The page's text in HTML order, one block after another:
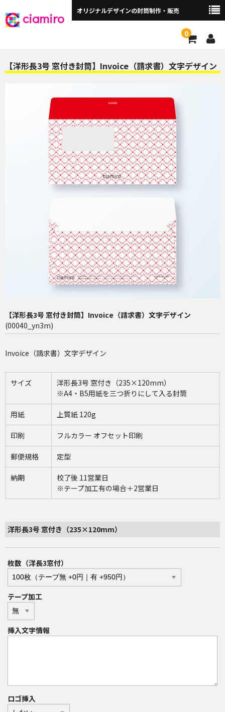
ciamiro オリジナルデザインの封筒制作・販売
0
封筒サイズから探す ▼
角2窓付（240×332mm）
長3封筒（120×235mm）
長3窓付（120×235mm）
洋長3封筒 （235×120mm）
洋長3窓付（235×120mm）
長4（90×205mm）
洋2（162×114mm）
再注文（増刷）
料金表
お問い合わせ
【洋形長3号 窓付き封筒】Invoice（請求書）文字デザイン
【洋形長3号 窓付き封筒】Invoice（請求書）文字デザイン
(00040_yn3m)
Invoice（請求書）文字デザイン
サイズ
洋形長3号 窓付き（235×120mm）
※A4・B5用紙を三つ折りにして入る封筒
用紙 上質紙 120g
印刷 フルカラー オフセット印刷
郵便規格 定型
納期
校了後 11営業日
※テープ加工有の場合＋2営業日
洋形長3号 窓付き（235×120mm）
枚数（洋長3窓付）
テープ加工
挿入文字情報
ロゴ挿入